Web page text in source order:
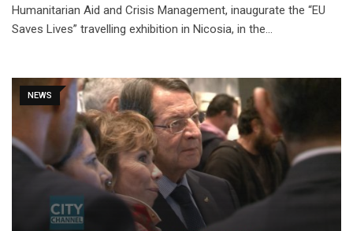
Humanitarian Aid and Crisis Management, inaugurate the “EU
Saves Lives” travelling exhibition in Nicosia, in the…
NEWS